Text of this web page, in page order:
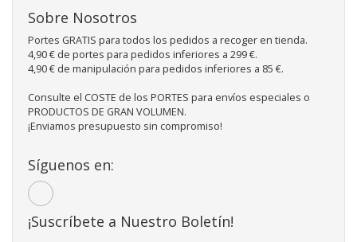
Sobre Nosotros
Portes GRATIS para todos los pedidos a recoger en tienda.
4,90 € de portes para pedidos inferiores a 299 €.
4,90 € de manipulación para pedidos inferiores a 85 €.
Consulte el COSTE de los PORTES para envíos especiales o
PRODUCTOS DE GRAN VOLUMEN.
¡Enviamos presupuesto sin compromiso!
Síguenos en:
¡Suscríbete a Nuestro Boletín!